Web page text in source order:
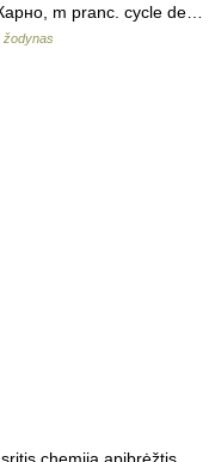
m pranc. cycle de…
žodynas
chemija apibrėžtis